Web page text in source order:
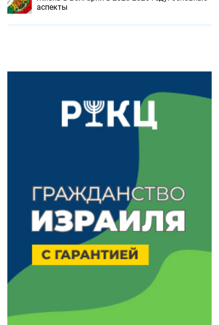
аспекты